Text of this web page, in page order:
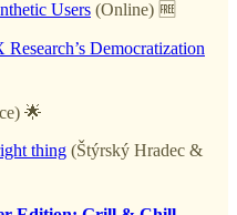
Users (Online) 🆓
Democratization
🌟
thing (Štýrský Hradec &